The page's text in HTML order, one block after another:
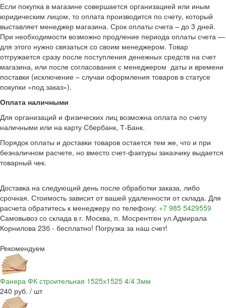
Если покупка в магазине совершается организацией или иным
юридическим лицом, то оплата производится по счету, который
выставляет менеджер магазина. Срок оплаты счета – до 3 дней.
При необходимости возможно продление периода оплаты счета —
для этого нужно связаться со своим менеджером. Товар
отгружается сразу после поступления денежных средств на счет
магазина, или после согласования с менеджером даты и времени
поставки (исключение – случаи оформления товаров в статусе
покупки «под заказ»).
Оплата наличными
Для организаций и физических лиц возможна оплата по счету
наличными или на карту Сбербанк, Т-Банк.
Порядок оплаты и доставки товаров остается тем же, что и при
безналичном расчете, но вместо счет-фактуры заказчику выдается
товарный чек.
Доставка на следующий день после обработки заказа, либо
срочная. Стоимость зависит от вашей удаленности от склада. Для
расчета обратитесь к менеджеру по телефону: +7 985 5429559
Самовывоз со склада в г. Москва, п. Мосрентген ул.Адмирала
Корнилова 23б - бесплатно! Погрузка за наш счет!
Рекомендуем
Фанера ФК строительная 1525х1525 4/4 3мм
240 руб. / шт